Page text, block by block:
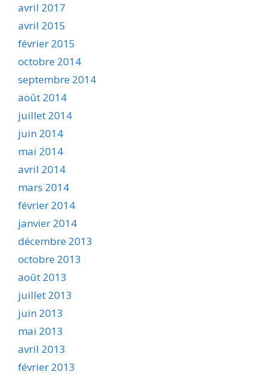
avril 2017
avril 2015
février 2015
octobre 2014
septembre 2014
août 2014
juillet 2014
juin 2014
mai 2014
avril 2014
mars 2014
février 2014
janvier 2014
décembre 2013
octobre 2013
août 2013
juillet 2013
juin 2013
mai 2013
avril 2013
février 2013